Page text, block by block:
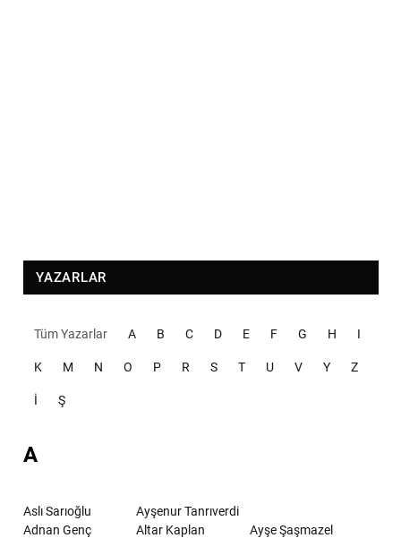
YAZARLAR
Tüm Yazarlar A B C D E F G H I
K M N O P R S T U V Y Z
İ Ş
A
Aslı Sarıoğlu
Ayşenur Tanrıverdi
Adnan Genç
Altar Kaplan
Ayşe Şaşmazel